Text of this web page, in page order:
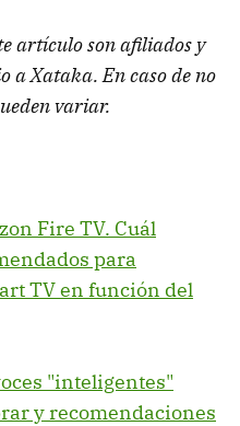
artículo son afiliados y
a Xataka. En caso de no
variar.
Fire TV. Cuál
para
TV en función del
"inteligentes"
y recomendaciones